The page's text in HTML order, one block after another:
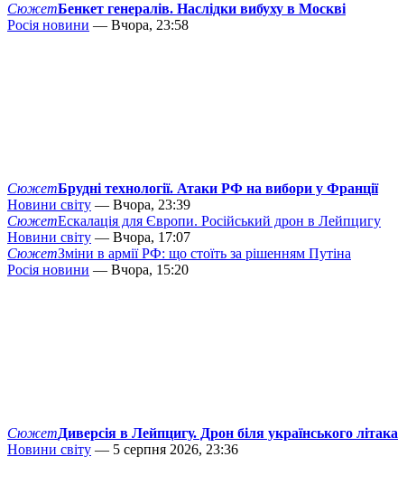
СюжетБенкет генералів. Наслідки вибуху в Москві
Росія новини — Вчора, 23:58
СюжетБрудні технології. Атаки РФ на вибори у Франції
Новини світу — Вчора, 23:39
СюжетЕскалація для Європи. Російський дрон в Лейпцигу
Новини світу — Вчора, 17:07
СюжетЗміни в армії РФ: що стоїть за рішенням Путіна
Росія новини — Вчора, 15:20
СюжетДиверсія в Лейпцигу. Дрон біля українського літака
Новини світу — 5 серпня 2026, 23:36